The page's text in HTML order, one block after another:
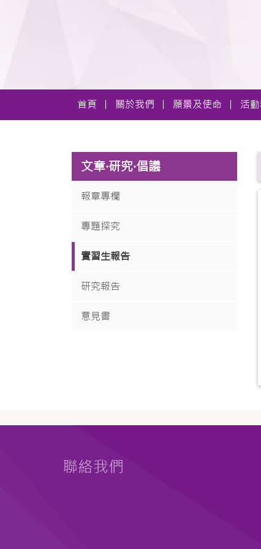
首頁 關於我們 願景及使命 活
文章·研究·倡議
報章專欄
專題探究
實習生報告
研究報告
意見書
聯絡我們